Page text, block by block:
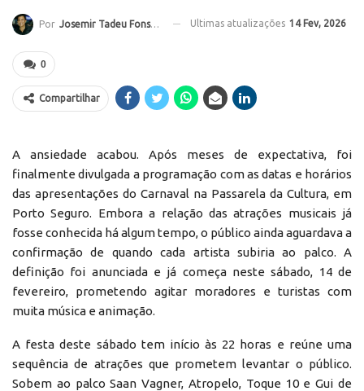
Por Josemir Tadeu Fonseca Ultimas atualizações 14 Fev, 2026
0
Compartilhar
A ansiedade acabou. Após meses de expectativa, foi
finalmente divulgada a programação com as datas e horários
das apresentações do Carnaval na Passarela da Cultura, em
Porto Seguro. Embora a relação das atrações musicais já
fosse conhecida há algum tempo, o público ainda aguardava a
confirmação de quando cada artista subiria ao palco. A
definição foi anunciada e já começa neste sábado, 14 de
fevereiro, prometendo agitar moradores e turistas com
muita música e animação.
A festa deste sábado tem início às 22 horas e reúne uma
sequência de atrações que prometem levantar o público.
Sobem ao palco Saan Vagner, Atropelo, Toque 10 e Gui de